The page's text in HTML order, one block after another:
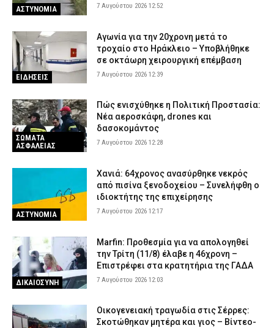
ΑΣΤΥΝΟΜΙΑ 7 Αυγούστου 2026 12:52
ΕΙΔΗΣΕΙΣ
Αγωνία για την 20χρονη μετά το
τροχαίο στο Ηράκλειο – Υποβλήθηκε
σε οκτάωρη χειρουργική επέμβαση
7 Αυγούστου 2026 12:39
ΣΩΜΑΤΑ
ΑΣΦΑΛΕΙΑΣ
Πώς ενισχύθηκε η Πολιτική Προστασία:
Νέα αεροσκάφη, drones και
δασοκομάντος
7 Αυγούστου 2026 12:28
ΑΣΤΥΝΟΜΙΑ
Χανιά: 64χρονος ανασύρθηκε νεκρός
από πισίνα ξενοδοχείου – Συνελήφθη ο
ιδιοκτήτης της επιχείρησης
7 Αυγούστου 2026 12:17
ΔΙΚΑΙΟΣΥΝΗ
Marfin: Προθεσμία για να απολογηθεί
την Τρίτη (11/8) έλαβε η 46χρονη –
Επιστρέφει στα κρατητήρια της ΓΑΔΑ
7 Αυγούστου 2026 12:03
Οικογενειακή τραγωδία στις Σέρρες:
Σκοτώθηκαν μητέρα και γιος – Βίντεο-